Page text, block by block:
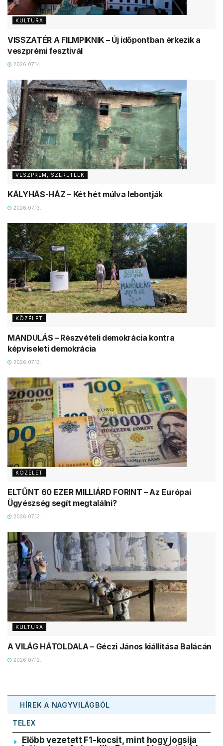
KULTÚRA
VISSZATÉR A FILMPIKNIK – Új időpontban érkezik a
veszprémi fesztivál
2026.07.14.
VESZPRÉM, SZERETLEK
KÁLYHÁS-HÁZ – Két hét múlva lebontják
2026.07.13.
KÖZÉLET
MANDULÁS – Részvételi demokrácia kontra
képviseleti demokrácia
2026.07.13.
KÖZÉLET
ELTŰNT 60 EZER MILLIÁRD FORINT – Az Európai
Ügyészség segít megtalálni?
2026.07.13.
KULTÚRA
A VILÁG HÁTOLDALA – Géczi János kiállítása Balácán
2026.07.12.
HÍREK A NAGYVILÁGBÓL
TELEX
Előbb vezetett F1-kocsit, mint hogy jogsija